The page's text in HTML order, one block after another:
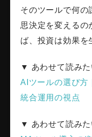
そのツールで何の
思決定を変えるの
ば、投資は効果を
▼ あわせて読みた
AIツールの選び方
統合運用の視点
▼ あわせて読みた